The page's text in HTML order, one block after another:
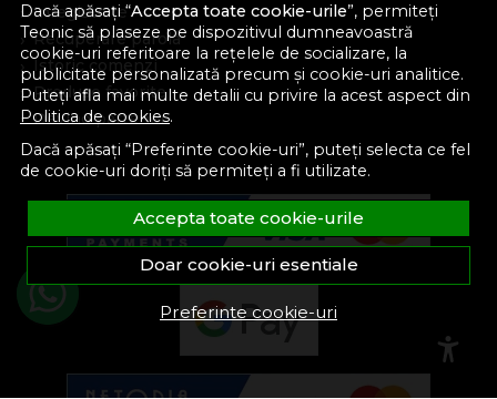
Dacă apăsați “Accepta toate cookie-urile”, permiteți
Teonic să plaseze pe dispozitivul dumneavoastră
cookie-uri referitoare la rețelele de socializare, la
publicitate personalizată precum și cookie-uri analitice.
Puteți afla mai multe detalii cu privire la acest aspect din
Politica de cookies.
Dacă apăsați “Preferinte cookie-uri”, puteți selecta ce fel
de cookie-uri doriți să permiteți a fi utilizate.
Accepta toate cookie-urile
Doar cookie-uri esentiale
Preferinte cookie-uri
Inregistrare
Recuperare parola
Istoric comenzi
Produse favorite
Devino partener